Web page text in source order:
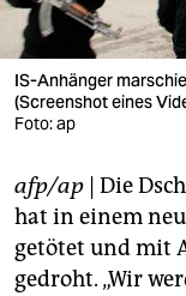
verlag
veranstaltungen
shop
fragen & hilfe
unterstützen
abo
IS-Anhänger
(Screenshot eines
Foto: ap
afp/ap | Die
hat in einem
getötet und mit
gedroht. „Wir